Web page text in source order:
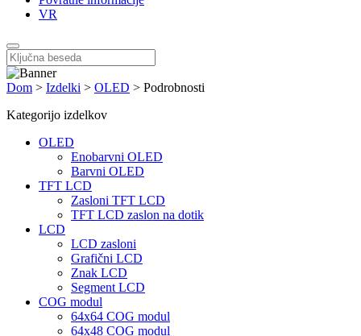
VR
Dom > Izdelki > OLED > Podrobnosti
Kategorijo izdelkov
OLED
Enobarvni OLED
Barvni OLED
TFT LCD
Zasloni TFT LCD
TFT LCD zaslon na dotik
LCD
LCD zasloni
Grafični LCD
Znak LCD
Segment LCD
COG modul
64x64 COG modul
64x48 COG modul